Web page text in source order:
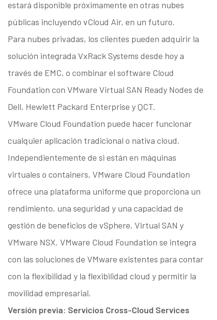
estará disponible próximamente en otras nubes
públicas incluyendo vCloud Air, en un futuro.
Para nubes privadas, los clientes pueden adquirir la
solución integrada VxRack Systems desde hoy a
través de EMC, o combinar el software Cloud
Foundation con VMware Virtual SAN Ready Nodes de
Dell, Hewlett Packard Enterprise y QCT.
VMware Cloud Foundation puede hacer funcionar
cualquier aplicación tradicional o nativa cloud.
Independientemente de si están en máquinas
virtuales o containers, VMware Cloud Foundation
ofrece una plataforma uniforme que proporciona un
rendimiento, una seguridad y una capacidad de
gestión de beneficios de vSphere, Virtual SAN y
VMware NSX. VMware Cloud Foundation se integra
con las soluciones de VMware existentes para contar
con la flexibilidad y la flexibilidad cloud y permitir la
movilidad empresarial.
Versión previa: Servicios Cross-Cloud Services